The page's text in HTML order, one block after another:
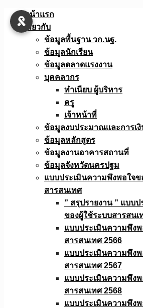
Skip
หน้าแรก
เกี่ยวกับ
ข้อมูลพื้นฐาน วก.นฐ.
ข้อมูลนักเรียน
ข้อมูลตลาดแรงงาน
บุคคลากร
ทำเนียบ ผู้บริหาร
ครู
เจ้าหน้าที่
ข้อมูลงบประมาณเเละการเ
ข้อมูลหลักสูตร
ข้อมูลงานอาคารสถานที่
ข้อมูลจังหวัดนครปฐม
แบบประเมินความพึงพอใจข
สารสนเทศ
” สรุปรายงาน ” แบบ
ของผู้ใช้ระบบสารสนเ
แบบประเมินความพึง
สารสนเทศ 2566
แบบประเมินความพึง
สารสนเทศ 2567
แบบประเมินความพึง
สารสนเทศ 2568
แบบประเมินความพึง